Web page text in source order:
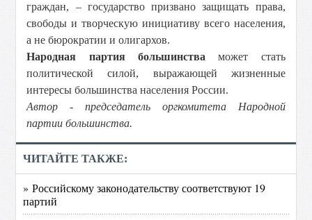
граждан, – государство призвано защищать права,
свободы и творческую инициативу всего населения,
а не бюрократии и олигархов.
Народная партия большинства может стать
политической силой, выражающей жизненные
интересы большинства населения России.
Автор - председатель оргкомитета Народной
партии большинства.
ЧИТАЙТЕ ТАКЖЕ:
» Российскому законодательству соответствуют 19
партий